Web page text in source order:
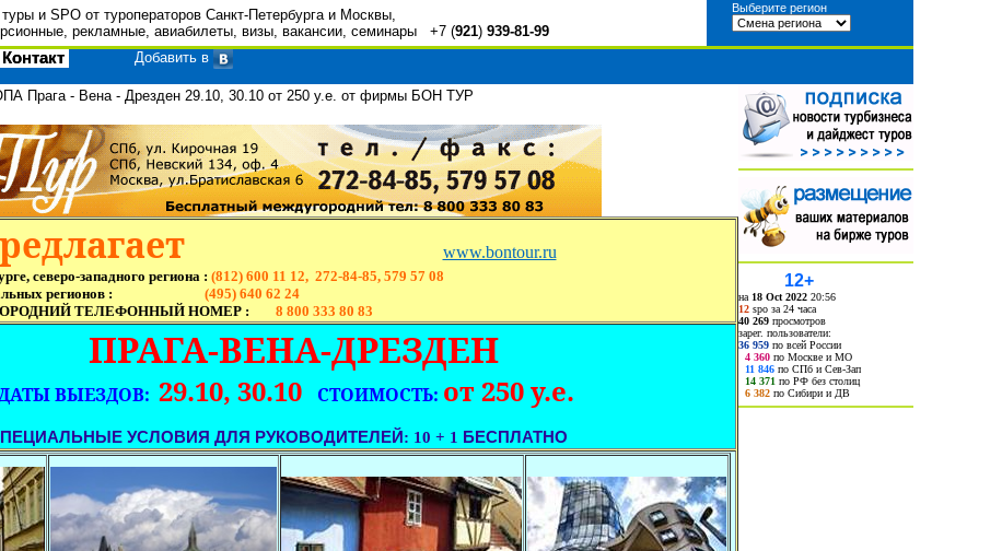
и SPO от туроператоров Санкт-Петербурга и Москвы,
рекламные, авиабилеты, визы, вакансии, семинары +7 (921) 939-81-99
Выберите регион
Контакт Добавить в
Прага - Вена - Дрезден 29.10, 30.10 от 250 у.е. от фирмы БОН ТУР
www.bontour.ru
северо-западного региона : (812) 600 11 12, 272-84-85, 579 57 08
регионов :
(495) 640 62 24
ТЕЛЕФОННЫЙ НОМЕР :
8 800 333 80 83
ПРАГА-ВЕНА-ДРЕЗДЕН
ВЫЕЗДОВ: 29.10, 30.10 СТОИМОСТЬ: от 250 у.е.
УСЛОВИЯ ДЛЯ РУКОВОДИТЕЛЕЙ : 10 + 1 БЕСПЛАТНО
12+
на 18 Oct 2022 20:56
12spo за 24 часа
40 269просмотров
зарег. пользователи:
36 959по всей России
4 360по Москве и МО
11 846по СПб и Сев-Зап
14 371 по РФ без столиц
6 382по Сибири и ДВ